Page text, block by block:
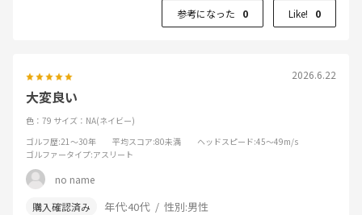
参考になった 0 Like! 0
2026.6.22
大変良い
色：79 サイズ：NA(ネイビー)
ゴルフ歴:21～30年 平均スコア:80未満 ヘッドスピード:45～49m/s
ゴルファータイプ:アスリート
no name
年代:40代 性別:男性